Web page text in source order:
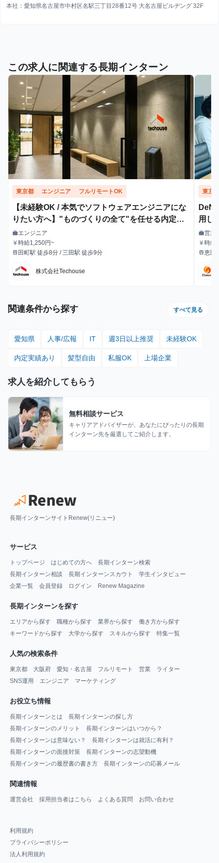
本社：愛知県名古屋市中村区名駅三丁目28番12号 大名古屋ビルヂング 32F
この求人に関連する長期インターン
東京都 エンジニア フルリモートOK
【未経験OK / 本気でソフトウェアエンジニアにな
りたい方へ】"ものづくりの全て"を任せる内定直
結型エンジニア長期インターン
職種
workエンジニア
給与
currency_yen 時給1,250円~
最寄駅
train 田町駅 徒歩8分 / 三田駅 徒歩9分
株式会社Techouse
東京
用し
明会
職種
work営業
給与
currency_yen 時給
最寄駅
train恵比
関連条件から探す すべて見る
愛知県 人事/広報 IT 週3日以上推奨 未経験OK
内定実績あり 髪型自由 私服OK 上場企業
求人を紹介してもらう
無料相談サービス
キャリアアドバイザーが、あなたにぴったりの長期
インターン先を厳選してご紹介します。
長期インターンサイトRenew(リニュー)
サービス
トップページ はじめての方へ
長期インターン検索
長期インターン相談
長期インターンスカウト
学生インタビュー
企業一覧
会員登録 ログイン Renew Magazine
長期インターンを探す
エリアから探す 職種から探す 業界から探す
働き方から探す
キーワードから探す
大学から探す スキルから探す 特集一覧
人気の検索条件
東京都 大阪府 愛知・名古屋 フルリモート 営業
ライター
SNS運用
エンジニア マーケティング
お役立ち情報
長期インターンとは
長期インターンの探し方
長期インターンのメリット
長期インターンはいつから？
長期インターンは意味ない？
長期インターンは就活に有利？
長期インターンの面接対策
長期インターンの志望動機
長期インターンの履歴書の書き方
長期インターンの応募メール
関連情報
運営会社 採用担当者はこちら よくある質問 お問い合わせ
利用規約
プライバシーポリシー
法人利用規約